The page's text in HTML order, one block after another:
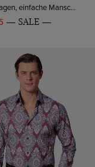
Hoher Kragen, einfache Manschette, Baumwolle
SALE